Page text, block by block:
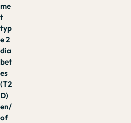
me
t
typ
e 2
dia
bet
es
(T2
D)
en/
of